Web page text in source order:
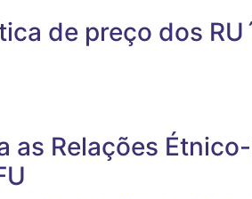
de preço dos
as Relações